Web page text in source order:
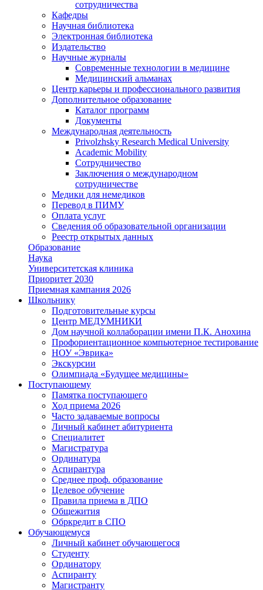
сотрудничества
Кафедры
Научная библиотека
Электронная библиотека
Издательство
Научные журналы
Современные технологии в медицине
Медицинский альманах
Центр карьеры и профессионального развития
Дополнительное образование
Каталог программ
Документы
Международная деятельность
Privolzhsky Research Medical University
Academic Mobility
Сотрудничество
Заключения о международном
сотрудничестве
Медики для немедиков
Перевод в ПИМУ
Оплата услуг
Сведения об образовательной организации
Реестр открытых данных
Образование
Наука
Университетская клиника
Приоритет 2030
Приемная кампания 2026
Школьнику
Подготовительные курсы
Центр МЕДУМНИКИ
Дом научной коллаборации имени П.К. Анохина
Профориентационное компьютерное тестирование
НОУ «Эврика»
Экскурсии
Олимпиада «Будущее медицины»
Поступающему
Памятка поступающего
Ход приема 2026
Часто задаваемые вопросы
Личный кабинет абитуриента
Специалитет
Магистратура
Ординатура
Аспирантура
Среднее проф. образование
Целевое обучение
Правила приема в ДПО
Общежития
Обркредит в СПО
Обучающемуся
Личный кабинет обучающегося
Студенту
Ординатору
Аспиранту
Магистранту